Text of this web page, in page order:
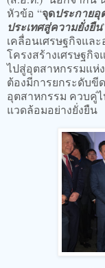
หัวข้อ “จุดประกายอุ
ประเทศสู่ความยั่งยืน
เคลื่อนเศรษฐกิจแล
โครงสร้างเศรษฐกิ
ไปสู่อุตสาหกรรมแห่
ต้องมีการยกระดับขี
อุตสาหกรรม ควบคู่
แวดล้อมอย่างยั่งยืน